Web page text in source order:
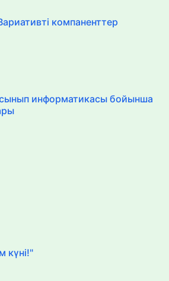
компаненттер
сынып информатикасы бойынша
күні!"